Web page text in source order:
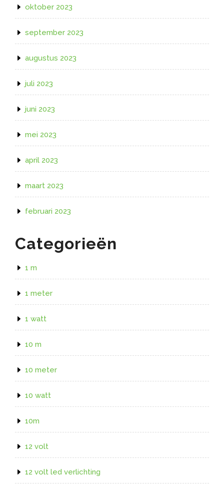
oktober 2023
september 2023
augustus 2023
juli 2023
juni 2023
mei 2023
april 2023
maart 2023
februari 2023
Categorieën
1 m
1 meter
1 watt
10 m
10 meter
10 watt
10m
12 volt
12 volt led verlichting